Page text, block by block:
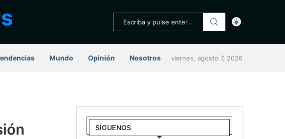
Mundo Opinión Nosotros viernes, agosto 7, 2026
SÍGUENOS